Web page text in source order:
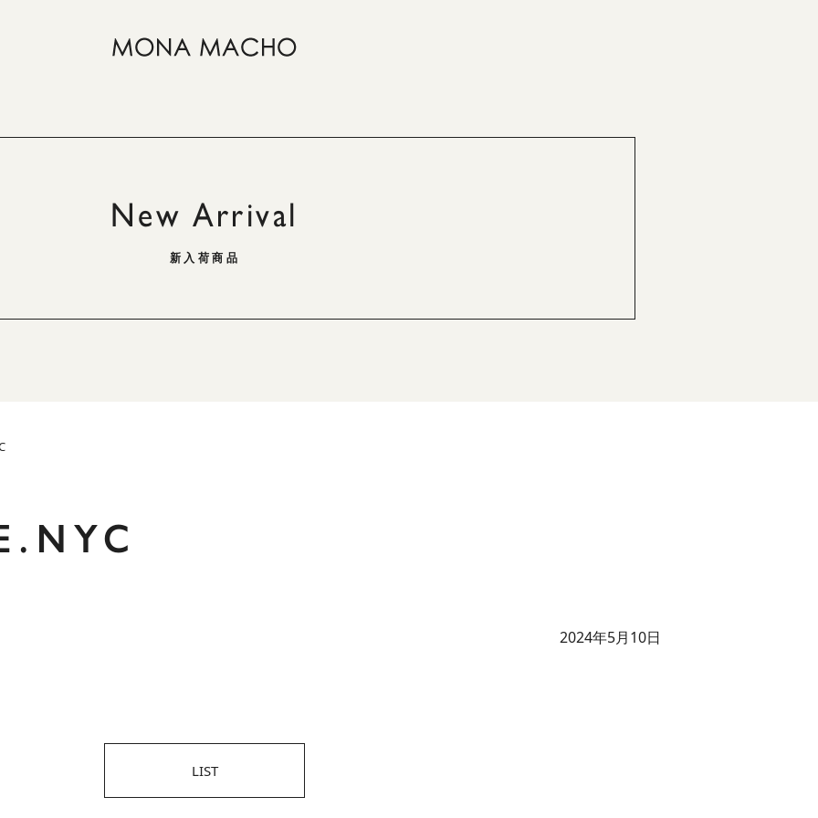
New Arrival
新入荷商品
2024年5月10日
LIST